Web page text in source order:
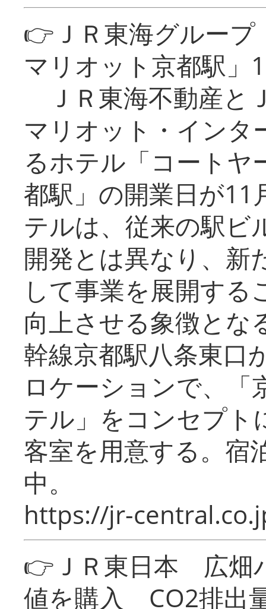
👉ＪＲ東海グルー
マリオット京都駅」
ＪＲ東海不動産と
マリオット・インタ
るホテル「コートヤ
都駅」の開業日が11
テルは、従来の駅ビ
開発とは異なり、新
して事業を展開する
向上させる象徴とな
幹線京都駅八条東口
ロケーションで、「
テル」をコンセプト
客室を用意する。宿
中。
https://jr-
👉ＪＲ東日本 広畑
値を購入 CO2排出